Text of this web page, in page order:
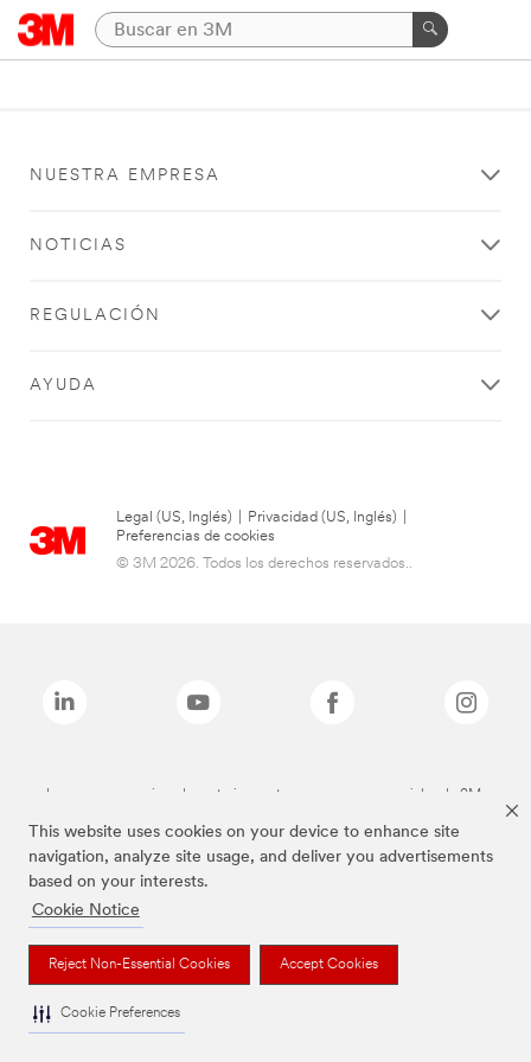
This website uses cookies on your device to enhance site
navigation, analyze site usage, and deliver you advertisements
based on your interests.
Cookie Notice
Reject Non-Essential Cookies Accept Cookies
Cookie Preferences
NUESTRA EMPRESA
NOTICIAS
REGULACIÓN
AYUDA
Legal (US, Inglés) Privacidad (US, Inglés)
Preferencias de cookies
© 3M 2026. Todos los derechos reservados..
Las marcas mencionadas anteriormente son marcas comerciales de 3M.